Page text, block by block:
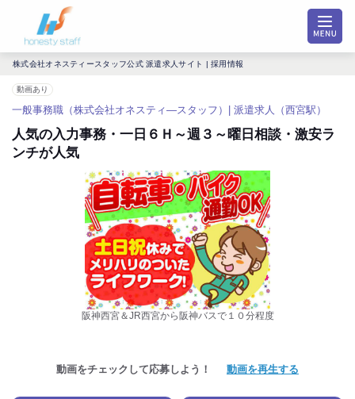
株式会社オネスティースタッフ公式 派遣求人サイト | 採用情報
動画あり
一般事務職（株式会社オネスティ―スタッフ）| 派遣求人（西宮駅）
人気の入力事務・一日６Ｈ～週３～曜日相談・激安ラ
ンチが人気
阪神西宮＆JR西宮から阪神バスで１０分程度
動画をチェックして応募しよう！ 動画を再生する